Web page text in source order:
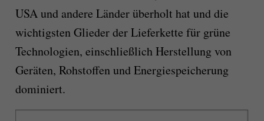
USA und andere Länder überholt hat und die
wichtigsten Glieder der Lieferkette für grüne
Technologien, einschließlich Herstellung von
Geräten, Rohstoffen und Energiespeicherung
dominiert.